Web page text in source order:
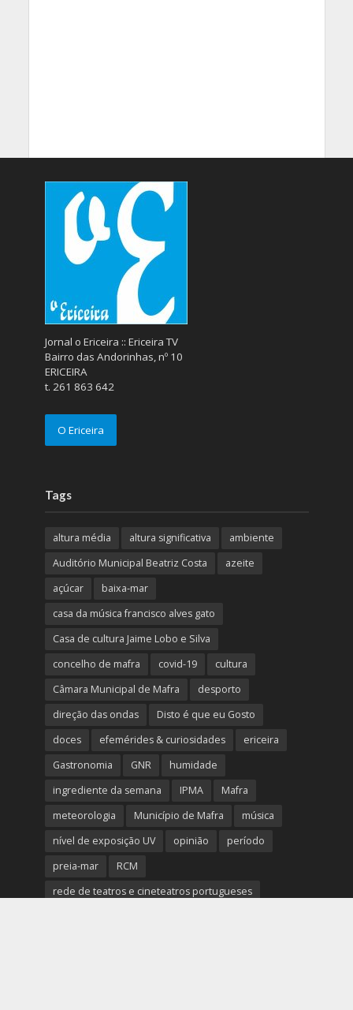
Jornal o Ericeira :: Ericeira TV
Bairro das Andorinhas, nº 10
ERICEIRA
t. 261 863 642
O Ericeira
Tags
altura média altura significativa
ambiente
Auditório Municipal Beatriz Costa
azeite
açúcar
baixa-mar
casa da música francisco alves gato
Casa de cultura Jaime Lobo e Silva
concelho de mafra
covid-19
cultura
Câmara Municipal de Mafra
desporto
direção das ondas
Disto é que eu Gosto
doces
efemérides & curiosidades
ericeira
Gastronomia
GNR
humidade
ingrediente da semana
IPMA
Mafra
meteorologia
Município de Mafra
música
nível de exposição UV
opinião
período
preia-mar
RCM
rede de teatros e cineteatros portugueses